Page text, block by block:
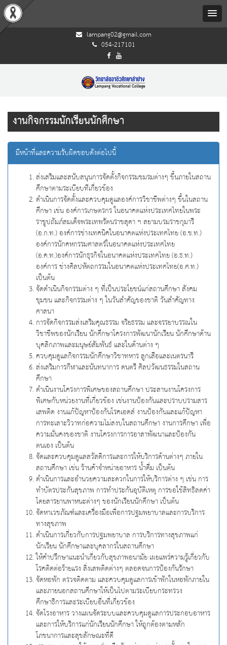
lampang02@gmail.com
054-217101
งานกิจกรรมนักเรียนนักศึกษา
มีหน้าที่และความรับผิดชอบดังต่อไปนี้
ส่งเสริมและสนับสนุนการจัดตั้งกิจกรรมชมรมต่างๆ ขึ้นภายในสถาน
ศึกษาตามระเบียบทีเกี่ยวข้อง
ดำเนินการจัดตั้งและควบคุมดูแลองค์การวิชาชีพต่างๆ ขึ้นในสถาน
ศึกษา เช่น องค์การเกษตรกร ในอนาคตแห่งประเทศไทยในพระ
ราชูปถัมภ์สมเด็จพระเทพรัตนราชสุดา ฯ สยามบรมราชกุมารี
(อ.ก.ท.) องค์การช่างเทคนิคในอนาคตแห่งประเทศไทย (อ.ช.ท.)
องค์การนักคหกรรมศาสตร์ในอนาคตแห่งประเทศไทย
(อ.ค.ท.)องค์การนักธุรกิจในอนาคตแห่งประเทศไทย (อ.ธ.ท.)
องค์การ ช่างศิลปหัตถกรรมในอนาคตแห่งประเทศไทย(อ.ศ.ท.)
เป็นต้น
จัดดำเนินกิจกรรมต่าง ๆ ที่เป็นประโยชน์แก่สถานศึกษา สังคม
ชุมชน และกิจกรรมต่าง ๆ ในวันสำคัญของชาติ วันสำคัญทาง
ศาสนา
การจัดกิจกรรมส่งเสริมคุณธรรม จริยธรรม และจรรยาบรรณใน
วิชาชีพของนักเรียน นักศึกษาโครงการพัฒนานักเรียน นักศึกษาด้าน
บุคลิกภาพและมนุษย์สัมพันธ์ และในด้านต่าง ๆ
ควบคุมดูแลกิจกรรมนักศึกษาวิชาทหาร ลูกเสือและเนตรนารี
ส่งเสริมการกีฬาและนันทนาการ ดนตรี ศิลปวัฒนธรรมในสถาน
ศึกษา
ดำเนินงานโครงการพิเศษของสถานศึกษา ประสานงานโครงการ
พิเศษกับหน่วยงานที่เกี่ยวข้อง เช่นงานป้องกันและปราบปรามสาร
เสพติด งานแก้ปัญหาป้องกันโรคเอดส์ งานป้องกันและแก้ปัญหา
การทะเลาะวิวาทก่อความไม่สงบในสถานศึกษา งานการศึกษา เพื่อ
ความมั่นคงของชาติ งานโครงการการอาสาพัฒนาและป้องกัน
ตนเอง เป็นต้น
จัดและควบคุมดูแลสวัสดิการและการให้บริการด้านต่างๆ ภายใน
สถานศึกษา เช่น ร้านค้าจำหน่ายอาหาร น้ำดื่ม เป็นต้น
ดำเนินการและอำนวยความสะดวกในการให้บริการต่าง ๆ เช่น การ
ทำบัตรประกันสุขภาพ การทำประกันอุบัติเหตุ การขอใช้สิทธิลดค่า
โดยสารยานพาหนะต่างๆ ของนักเรียนนักศึกษา เป็นต้น
จัดหาเวชภัณฑ์และเครื่องมือเพื่อการปฐมพยาบาลและการบริการ
ทางสุขภาพ
ดำเนินการเกี่ยวกับการปฐมพยาบาล การบริการทางสุขภาพแก่
นักเรียน นักศึกษาและบุคลากรในสถานศึกษา
ให้คำปรึกษาแนะนำเกี่ยวกับสุขภาพอนามัย เผยแพร่ความรู้เกี่ยวกับ
โรคติดต่อร้ายแรง สิ่งเสพติดต่างๆ ตลอดจนการป้องกันรักษา
จัดหอพัก ตรวจติดตาม และควบคุมดูแลการเข้าพักในหอพักภายใน
และภายนอกสถานศึกษาให้เป็นไปตามระเบียบกระทรวง
ศึกษาธิการและระเบียบอื่นที่เกี่ยวข้อง
จัดโรงอาหาร วางแผนจัดระบบและควบคุมดูแลการประกอบอาหาร
และการให้บริการแก่นักเรียนนักศึกษา ให้ถูกต้องตามหลัก
โภชนาการและสุขลักษณะที่ดี